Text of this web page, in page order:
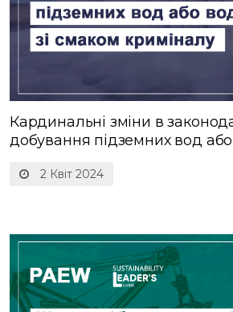
2 Квіт 2024
Кардинальні зміни в
добування підземних вод або